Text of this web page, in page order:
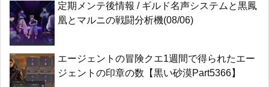
定期メンテ後情報 / ギルド名声システムと黒鳳
凰とマルニの戦闘分析機(08/06)
エージェントの冒険クエ1週間で得られたエー
ジェントの印章の数【黒い砂漠Part5366】